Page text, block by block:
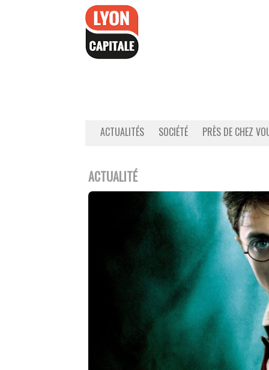
ACTUALITÉS SOCIÉTÉ PRÈS DE CHEZ
ACTUALITÉ